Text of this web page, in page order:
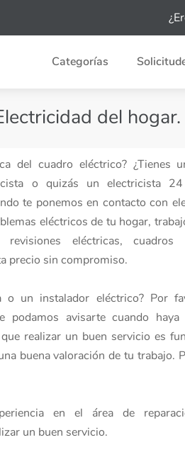
Categorías
del
del cuadro eléctrico? ¿Tienes
o quizás un electricista
te ponemos en contacto con
eléctricos de tu hogar,
revisiones eléctricas,
precio sin compromiso.
o un instalador eléctrico? Por
podamos avisarte cuando
realizar un buen servicio es
buena valoración de tu trabajo.
en el área de
un buen servicio.